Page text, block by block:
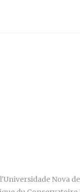
Nova